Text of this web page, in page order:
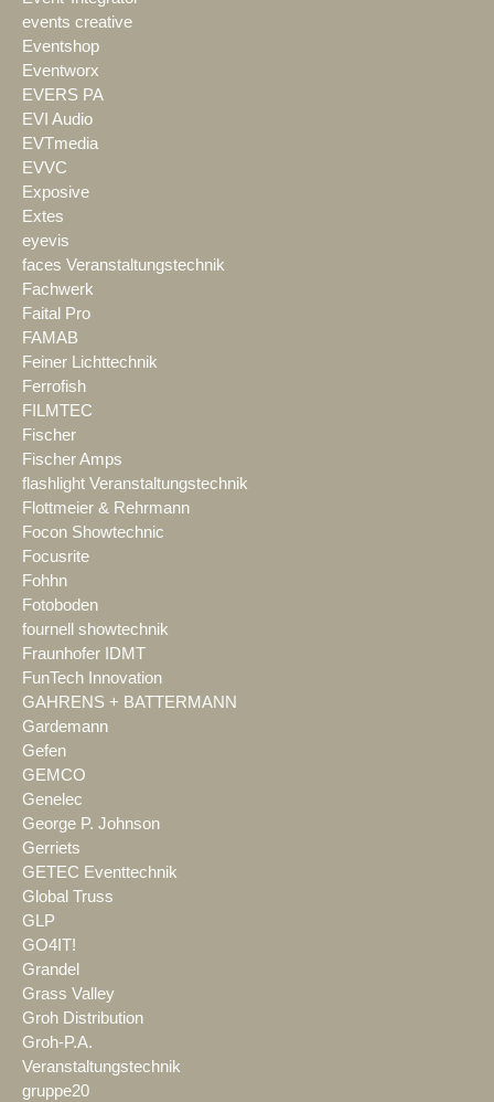
events creative
Eventshop
Eventworx
EVERS PA
EVI Audio
EVTmedia
EVVC
Exposive
Extes
eyevis
faces Veranstaltungstechnik
Fachwerk
Faital Pro
FAMAB
Feiner Lichttechnik
Ferrofish
FILMTEC
Fischer
Fischer Amps
flashlight Veranstaltungstechnik
Flottmeier & Rehrmann
Focon Showtechnic
Focusrite
Fohhn
Fotoboden
fournell showtechnik
Fraunhofer IDMT
FunTech Innovation
GAHRENS + BATTERMANN
Gardemann
Gefen
GEMCO
Genelec
George P. Johnson
Gerriets
GETEC Eventtechnik
Global Truss
GLP
GO4IT!
Grandel
Grass Valley
Groh Distribution
Groh-P.A.
Veranstaltungstechnik
gruppe20